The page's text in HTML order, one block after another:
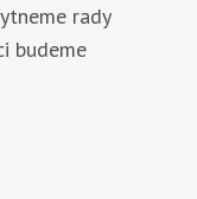
rady
budeme